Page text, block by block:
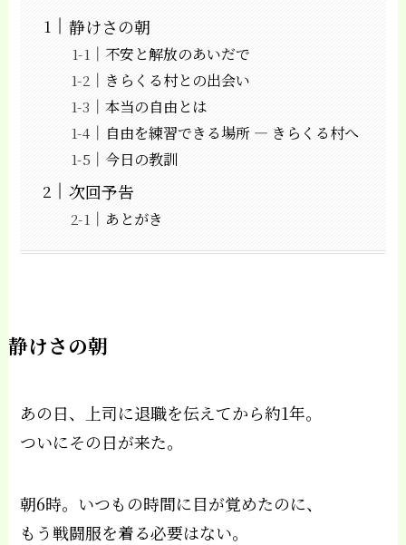
静けさの朝
不安と解放のあいだで
きらくる村との出会い
本当の自由とは
自由を練習できる場所 ― きらくる村へ
今日の教訓
次回予告
あとがき
静けさの朝
あの日、上司に退職を伝えてから約1年。
ついにその日が来た。
朝6時。いつもの時間に目が覚めたのに、
もう戦闘服を着る必要はない。